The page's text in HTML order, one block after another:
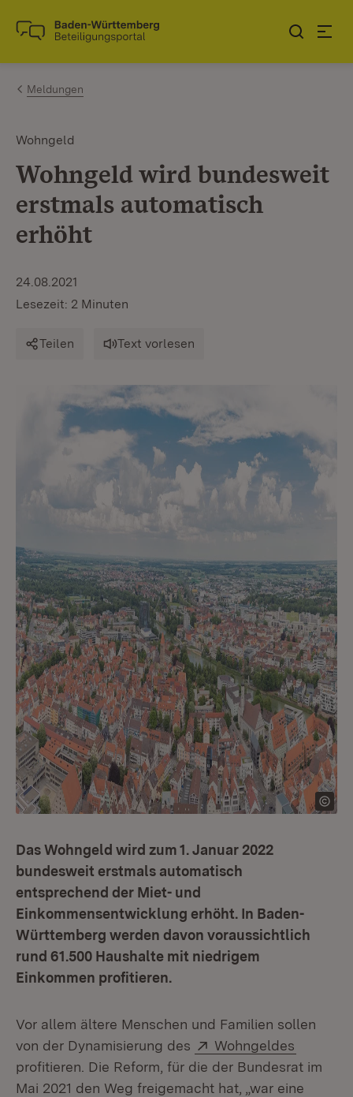
Zum Inhalt springen
Link zur Startseite
Meldungen
Wohngeld
Wohngeld wird bundesweit
erstmals automatisch
erhöht
24.08.2021
Lesezeit: 2 Minuten
Teilen Text vorlesen
Das Wohngeld wird zum 1. Januar 2022
bundesweit erstmals automatisch
entsprechend der Miet- und
Einkommensentwicklung erhöht. In Baden-
Württemberg werden davon voraussichtlich
rund 61.500 Haushalte mit niedrigem
Einkommen profitieren.
Vor allem ältere Menschen und Familien sollen
von der Dynamisierung des
Extern:
Wohngeldes
profitieren. Die Reform, für die der Bundesrat im
Mai 2021 den Weg freigemacht hat, „war eine